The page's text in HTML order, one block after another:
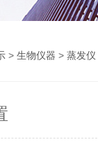
> 生物仪器 > 蒸发仪